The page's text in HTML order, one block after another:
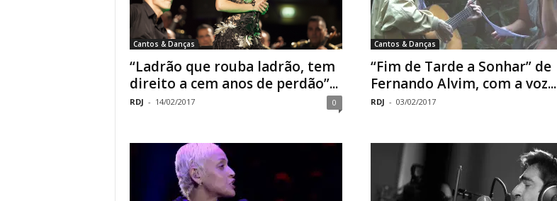
Cantos & Danças
“Ladrão que rouba ladrão, tem
direito a cem anos de perdão”...
RDJ - 14/02/2017 0
Cantos & Danças
“Fim de Tarde a Sonhar” de
Fernando Alvim, com a voz...
RDJ - 03/02/2017